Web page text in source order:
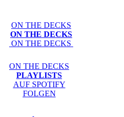
ON THE DECKS
ON THE DECKS
ON THE DECKS
ON THE DECKS
PLAYLISTS
AUF SPOTIFY
FOLGEN